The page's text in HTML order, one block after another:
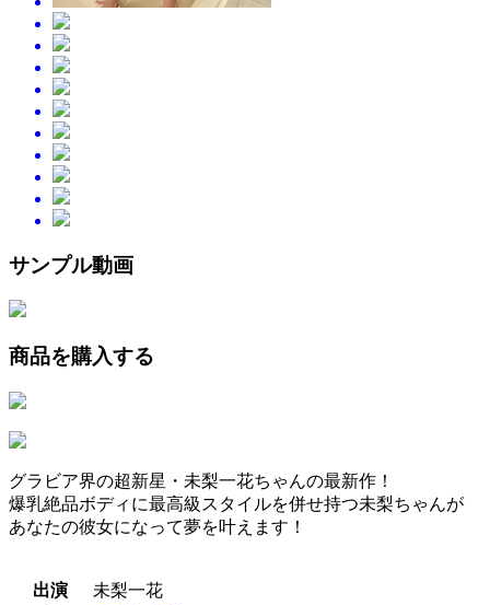
サンプル動画
商品を購入する
グラビア界の超新星・未梨一花ちゃんの最新作！
爆乳絶品ボディに最高級スタイルを併せ持つ未梨ちゃんが
あなたの彼女になって夢を叶えます！
出演
未梨一花